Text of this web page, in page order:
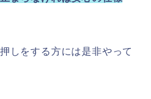
しをする方には是非やって